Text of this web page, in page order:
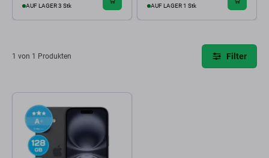
AUF LAGER 3 Stk AUF LAGER 1 Stk
1 von 1 Produkten Filter